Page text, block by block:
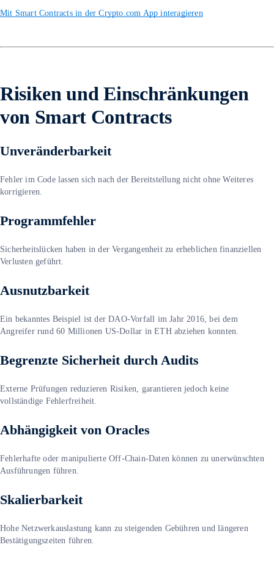
Mit Smart Contracts in der Crypto.com App interagieren
Risiken und Einschränkungen
von Smart Contracts
Unveränderbarkeit
Fehler im Code lassen sich nach der Bereitstellung nicht ohne Weiteres
korrigieren.
Programmfehler
Sicherheitslücken haben in der Vergangenheit zu erheblichen finanziellen
Verlusten geführt.
Ausnutzbarkeit
Ein bekanntes Beispiel ist der DAO-Vorfall im Jahr 2016, bei dem
Angreifer rund 60 Millionen US-Dollar in ETH abziehen konnten.
Begrenzte Sicherheit durch Audits
Externe Prüfungen reduzieren Risiken, garantieren jedoch keine
vollständige Fehlerfreiheit.
Abhängigkeit von Oracles
Fehlerhafte oder manipulierte Off-Chain-Daten können zu unerwünschten
Ausführungen führen.
Skalierbarkeit
Hohe Netzwerkauslastung kann zu steigenden Gebühren und längeren
Bestätigungszeiten führen.